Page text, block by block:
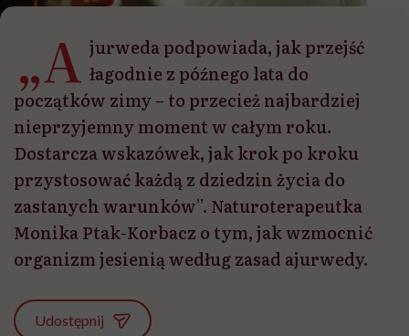
„A jurweda podpowiada, jak przejść
łagodnie z późnego lata do
początków zimy – to przecież najbardziej
nieprzyjemny moment w całym roku.
Dostarcza wskazówek, jak krok po kroku
przystosować każdą z dziedzin życia do
zastanych warunków”. Naturoterapeutka
Monika Ptak-Korbacz o tym, jak wzmocnić
organizm jesienią według zasad ajurwedy.
Udostępnij